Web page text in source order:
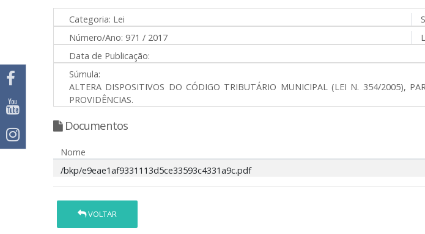
Categoria: Lei
Número/Ano: 971 / 2017
Data de Publicação:
Súmula:
ALTERA DISPOSITIVOS DO CÓDIGO TRIBUTÁRIO MUNICIPAL (LEI N. 354/2005),
PROVIDÊNCIAS.
Documentos
Nome
/bkp/e9eae1af9331113d5ce33593c4331a9c.pdf
VOLTAR